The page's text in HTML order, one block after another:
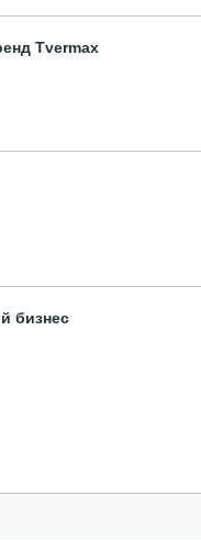
Tvermax
бизнес